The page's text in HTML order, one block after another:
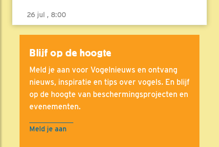
26 jul , 8:00
Blijf op de hoogte
Meld je aan voor Vogelnieuws en ontvang
nieuws, inspiratie en tips over vogels. En blijf
op de hoogte van beschermingsprojecten en
evenementen.
Meld je aan